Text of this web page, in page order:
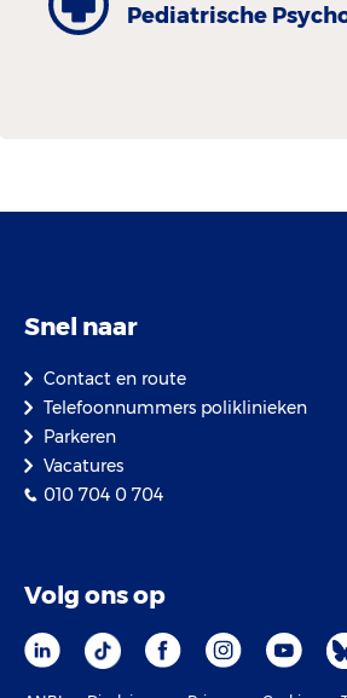
Pediatrische
Snel naar
Contact en route
Telefoonnummers poliklinieken
Parkeren
Vacatures
010 704 0 704
Volg ons op